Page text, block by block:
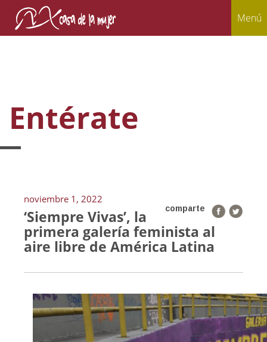
Menú
Entérate
noviembre 1, 2022
comparte
‘Siempre Vivas’, la
primera galería feminista al
aire libre de América Latina